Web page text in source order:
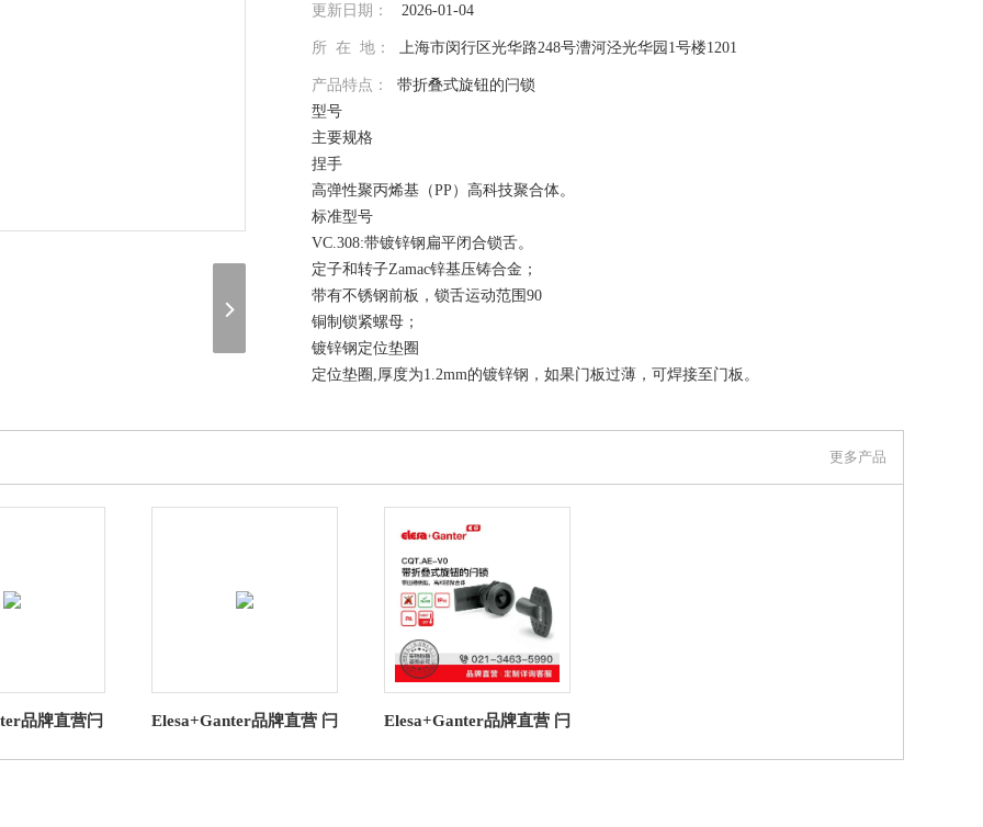
更新日期： 2026-01-04
所 在 地： 上海市闵行区光华路248号漕河泾光华园1号楼1201
产品特点： 带折叠式旋钮的闩锁
型号
主要规格
捏手
高弹性聚丙烯基（PP）高科技聚合体。
标准型号
VC.308:带镀锌钢扁平闭合锁舌。
定子和转子Zamac锌基压铸合金；
带有不锈钢前板，锁舌运动范围90
铜制锁紧螺母；
镀锌钢定位垫圈
定位垫圈,厚度为1.2mm的镀锌钢，如果门板过薄，可焊接至门板。
打开：右开（D）或左开（S）
在线询价
（联系我们，请说明是在 伊莉莎冈特贸易（上海）有限公司 上看到的信息，谢谢！）
更多产品
品牌直营闩
/ EPDM
Elesa+Ganter品牌直营 闩
的闩锁 操作元件
Elesa+Ganter品牌直营 闩
槽钥匙高科技聚合体